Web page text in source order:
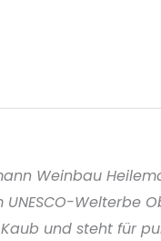
Weinbau
Welterbe
und steht für